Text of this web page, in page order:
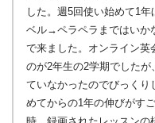
した。週5回使い始めて1
ベル→ペラペラまではいか
で来ました。オンライン英
のが2年生の2学期でした
ていなかったのでびっく
めてからの1年の伸びがす